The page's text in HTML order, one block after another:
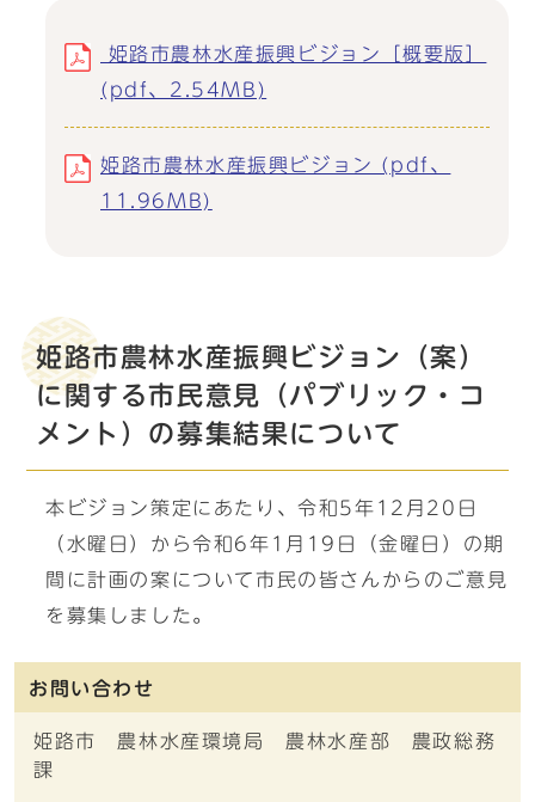
姫路市農林水産振興ビジョン［概要版］
(pdf、2.54MB)
姫路市農林水産振興ビジョン (pdf、
11.96MB)
姫路市農林水産振興ビジョン（案）
に関する市民意見（パブリック・コ
メント）の募集結果について
本ビジョン策定にあたり、令和5年12月20日
（水曜日）から令和6年1月19日（金曜日）の期
間に計画の案について市民の皆さんからのご意見
を募集しました。
お問い合わせ
姫路市 農林水産環境局 農林水産部 農政総務
課